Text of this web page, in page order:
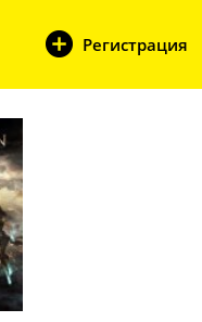
Регистрация